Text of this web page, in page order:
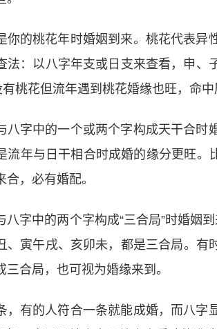
你的桃花年时婚姻到来。桃花代表异
法：以八字年支或日支来查看，申、
有桃花但流年遇到桃花婚缘也旺，命
八字中的一个或两个字构成天干合
流年与日干相合时成婚的缘分更旺。
合，必有婚配。
八字中的两个字构成“三合局”时婚姻
、寅午戌、亥卯未，都是三合局。
三合局，也可视为婚缘来到。
，有的人符合一条就能成婚，而八